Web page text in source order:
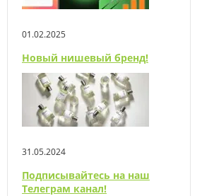
01.02.2025
Новый нишевый бренд!
31.05.2024
Подписывайтесь на наш
Телеграм канал!